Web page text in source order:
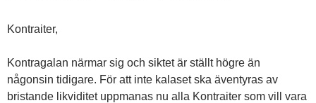
Kontraiter,
Kontragalan närmar sig och siktet är ställt högre än
någonsin tidigare. För att inte kalaset ska äventyras av
bristande likviditet uppmanas nu alla Kontraiter som vill vara